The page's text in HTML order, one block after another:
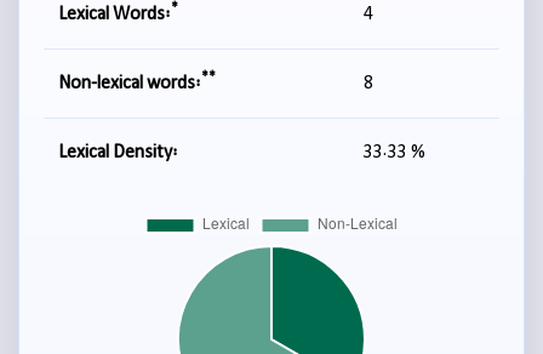
Lexical Words:* 4
Non-lexical words:** 8
Lexical Density: 33.33 %